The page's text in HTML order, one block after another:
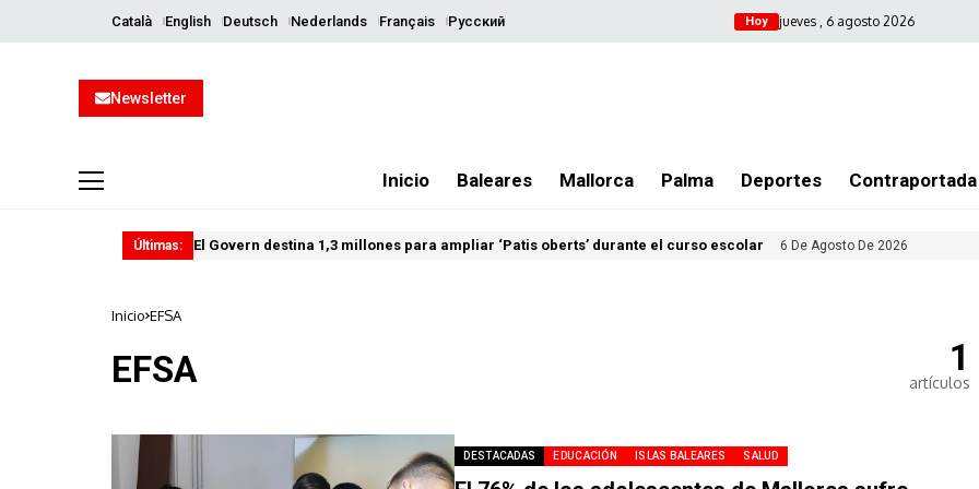
Català English Deutsch Nederlands Français Русский Hoy jueves , 6 agosto 2026
Newsletter
Inicio Baleares Mallorca Palma Deportes Contraportada
Últimas: El Govern destina 1,3 millones para ampliar ‘Patis oberts’ durante el curso escolar 6 De Agosto De 2026
Inicio EFSA
EFSA 1
artículos
DESTACADAS EDUCACIÓN ISLAS BALEARES SALUD